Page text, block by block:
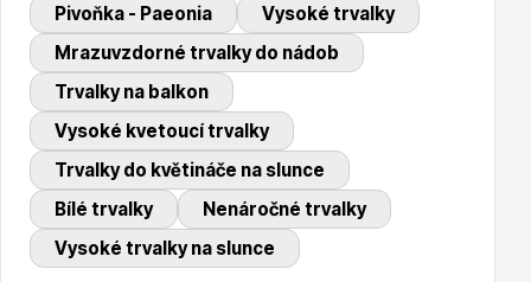
Ovocné stromy
Okrasné trávy
Pivoňka - Paeonia
Vysoké trvalky
Mrazuvzdorné trvalky do nádob
Trvalky na balkon
Vysoké kvetoucí trvalky
Trvalky do květináče na slunce
Bílé trvalky
Nenáročné trvalky
Vysoké trvalky na slunce